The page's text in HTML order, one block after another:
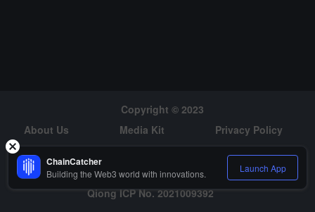
Copyright © 2023
About Us
Media Kit
Privacy Policy
Risk Warning
Hiring
Qiong ICP No. 2021009392
ChainCatcher
Building the Web3 world with innovations. Launch App